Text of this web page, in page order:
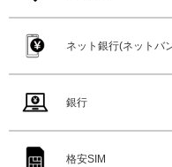
ネット銀行(ネットバ
銀行
格安SIM